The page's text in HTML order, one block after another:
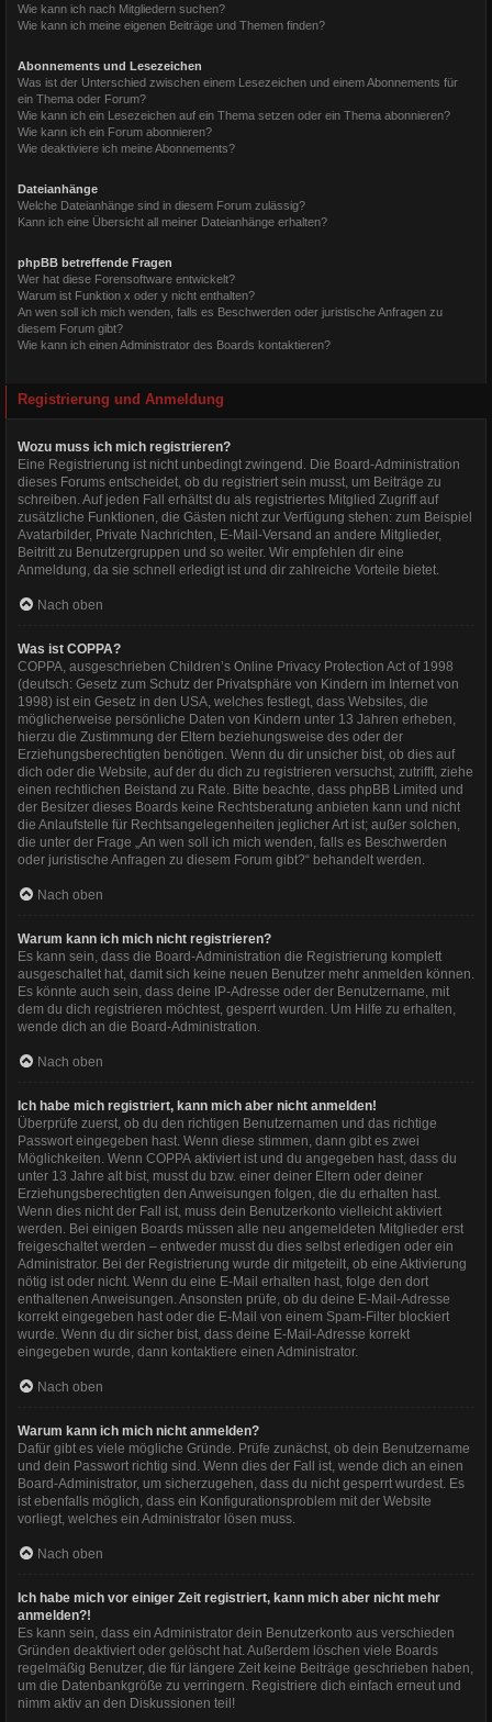
Wie kann ich nach Mitgliedern suchen?
Wie kann ich meine eigenen Beiträge und Themen finden?
Abonnements und Lesezeichen
Was ist der Unterschied zwischen einem Lesezeichen und einem Abonnements für
ein Thema oder Forum?
Wie kann ich ein Lesezeichen auf ein Thema setzen oder ein Thema abonnieren?
Wie kann ich ein Forum abonnieren?
Wie deaktiviere ich meine Abonnements?
Dateianhänge
Welche Dateianhänge sind in diesem Forum zulässig?
Kann ich eine Übersicht all meiner Dateianhänge erhalten?
phpBB betreffende Fragen
Wer hat diese Forensoftware entwickelt?
Warum ist Funktion x oder y nicht enthalten?
An wen soll ich mich wenden, falls es Beschwerden oder juristische Anfragen zu
diesem Forum gibt?
Wie kann ich einen Administrator des Boards kontaktieren?
Registrierung und Anmeldung
Wozu muss ich mich registrieren?
Eine Registrierung ist nicht unbedingt zwingend. Die Board-Administration
dieses Forums entscheidet, ob du registriert sein musst, um Beiträge zu
schreiben. Auf jeden Fall erhältst du als registriertes Mitglied Zugriff auf
zusätzliche Funktionen, die Gästen nicht zur Verfügung stehen: zum Beispiel
Avatarbilder, Private Nachrichten, E-Mail-Versand an andere Mitglieder,
Beitritt zu Benutzergruppen und so weiter. Wir empfehlen dir eine
Anmeldung, da sie schnell erledigt ist und dir zahlreiche Vorteile bietet.
Nach oben
Was ist COPPA?
COPPA, ausgeschrieben Children’s Online Privacy Protection Act of 1998
(deutsch: Gesetz zum Schutz der Privatsphäre von Kindern im Internet von
1998) ist ein Gesetz in den USA, welches festlegt, dass Websites, die
möglicherweise persönliche Daten von Kindern unter 13 Jahren erheben,
hierzu die Zustimmung der Eltern beziehungsweise des oder der
Erziehungsberechtigten benötigen. Wenn du dir unsicher bist, ob dies auf
dich oder die Website, auf der du dich zu registrieren versuchst, zutrifft, ziehe
einen rechtlichen Beistand zu Rate. Bitte beachte, dass phpBB Limited und
der Besitzer dieses Boards keine Rechtsberatung anbieten kann und nicht
die Anlaufstelle für Rechtsangelegenheiten jeglicher Art ist; außer solchen,
die unter der Frage „An wen soll ich mich wenden, falls es Beschwerden
oder juristische Anfragen zu diesem Forum gibt?“ behandelt werden.
Nach oben
Warum kann ich mich nicht registrieren?
Es kann sein, dass die Board-Administration die Registrierung komplett
ausgeschaltet hat, damit sich keine neuen Benutzer mehr anmelden können.
Es könnte auch sein, dass deine IP-Adresse oder der Benutzername, mit
dem du dich registrieren möchtest, gesperrt wurden. Um Hilfe zu erhalten,
wende dich an die Board-Administration.
Nach oben
Ich habe mich registriert, kann mich aber nicht anmelden!
Überprüfe zuerst, ob du den richtigen Benutzernamen und das richtige
Passwort eingegeben hast. Wenn diese stimmen, dann gibt es zwei
Möglichkeiten. Wenn COPPA aktiviert ist und du angegeben hast, dass du
unter 13 Jahre alt bist, musst du bzw. einer deiner Eltern oder deiner
Erziehungsberechtigten den Anweisungen folgen, die du erhalten hast.
Wenn dies nicht der Fall ist, muss dein Benutzerkonto vielleicht aktiviert
werden. Bei einigen Boards müssen alle neu angemeldeten Mitglieder erst
freigeschaltet werden – entweder musst du dies selbst erledigen oder ein
Administrator. Bei der Registrierung wurde dir mitgeteilt, ob eine Aktivierung
nötig ist oder nicht. Wenn du eine E-Mail erhalten hast, folge den dort
enthaltenen Anweisungen. Ansonsten prüfe, ob du deine E-Mail-Adresse
korrekt eingegeben hast oder die E-Mail von einem Spam-Filter blockiert
wurde. Wenn du dir sicher bist, dass deine E-Mail-Adresse korrekt
eingegeben wurde, dann kontaktiere einen Administrator.
Nach oben
Warum kann ich mich nicht anmelden?
Dafür gibt es viele mögliche Gründe. Prüfe zunächst, ob dein Benutzername
und dein Passwort richtig sind. Wenn dies der Fall ist, wende dich an einen
Board-Administrator, um sicherzugehen, dass du nicht gesperrt wurdest. Es
ist ebenfalls möglich, dass ein Konfigurationsproblem mit der Website
vorliegt, welches ein Administrator lösen muss.
Nach oben
Ich habe mich vor einiger Zeit registriert, kann mich aber nicht mehr
anmelden?!
Es kann sein, dass ein Administrator dein Benutzerkonto aus verschieden
Gründen deaktiviert oder gelöscht hat. Außerdem löschen viele Boards
regelmäßig Benutzer, die für längere Zeit keine Beiträge geschrieben haben,
um die Datenbankgröße zu verringern. Registriere dich einfach erneut und
nimm aktiv an den Diskussionen teil!